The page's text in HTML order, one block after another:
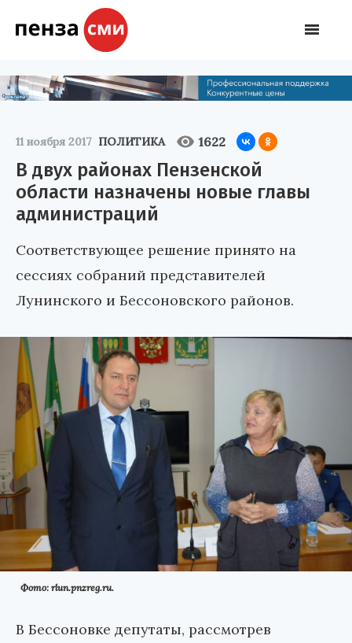
11 ноября 2017 ПОЛИТИКА 1622
В двух районах Пензенской
области назначены новые главы
администраций
Соответствующее решение принято на
сессиях собраний представителей
Лунинского и Бессоновского районов.
Фото: rlun.pnzreg.ru.
В Бессоновке депутаты, рассмотрев